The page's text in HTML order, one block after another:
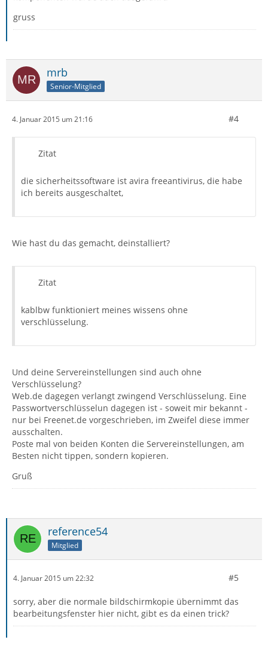
gruss
mrb
Senior-Mitglied
4. Januar 2015 um 21:16 #4
Zitat
die sicherheitssoftware ist avira freeantivirus, die habe
ich bereits ausgeschaltet,
Wie hast du das gemacht, deinstalliert?
Zitat
kablbw funktioniert meines wissens ohne
verschlüsselung.
Und deine Servereinstellungen sind auch ohne
Verschlüsselung?
Web.de dagegen verlangt zwingend Verschlüsselung. Eine
Passwortverschlüsselun dagegen ist - soweit mir bekannt -
nur bei Freenet.de vorgeschrieben, im Zweifel diese immer
ausschalten.
Poste mal von beiden Konten die Servereinstellungen, am
Besten nicht tippen, sondern kopieren.
Gruß
reference54
Mitglied
4. Januar 2015 um 22:32 #5
sorry, aber die normale bildschirmkopie übernimmt das
bearbeitungsfenster hier nicht, gibt es da einen trick?